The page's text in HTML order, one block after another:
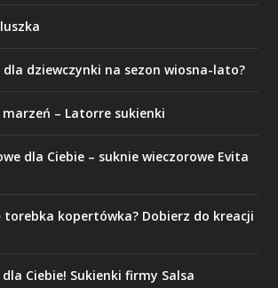
dla dziewczynki na sezon wiosna-lato?
– Latorre sukienki
dla Ciebie – suknie wieczorowe Evita
torebka kopertówka? Dobierz do kreacji
Ciebie! Sukienki firmy Salsa